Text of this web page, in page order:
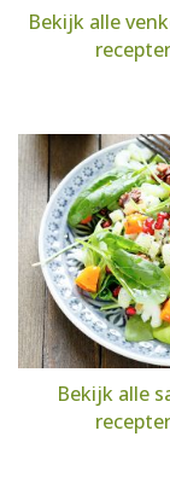
Bekijk alle
Bekijk alle